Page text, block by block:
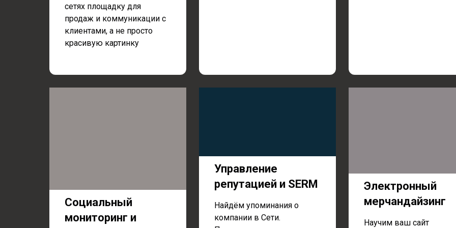
сетях площадку для
продаж и коммуникации с
клиентами, а не просто
красивую картинку
Социальный
мониторинг и
Управление
репутацией и SERM
Найдём упоминания о
компании в Сети.
Электронный
мерчандайзинг
Научим ваш сайт